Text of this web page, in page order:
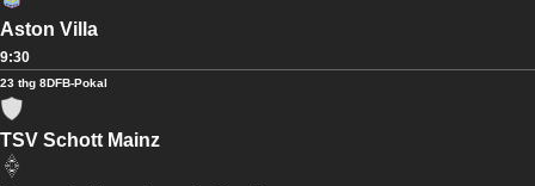
Aston Villa
9:30
23 thg 8DFB-Pokal
TSV Schott Mainz